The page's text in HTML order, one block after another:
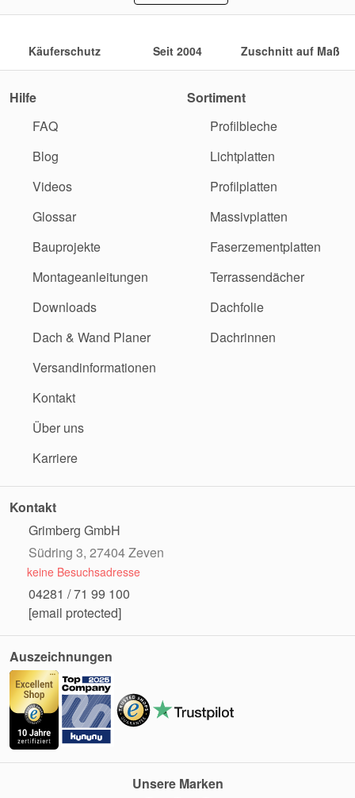
Käuferschutz Seit 2004 Zuschnitt auf Maß
Hilfe
FAQ
Blog
Videos
Glossar
Bauprojekte
Montageanleitungen
Downloads
Dach & Wand Planer
Versandinformationen
Kontakt
Über uns
Karriere
Sortiment
Profilbleche
Lichtplatten
Profilplatten
Massivplatten
Faserzementplatten
Terrassendächer
Dachfolie
Dachrinnen
Kontakt
Grimberg GmbH
Südring 3, 27404 Zeven
keine Besuchsadresse
04281 / 71 99 100
[email protected]
Auszeichnungen
Unsere Marken